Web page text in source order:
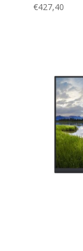
€427,40